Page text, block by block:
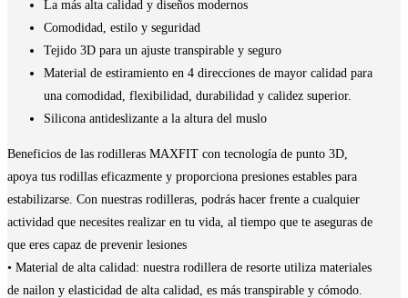
La más alta calidad y diseños modernos
Comodidad, estilo y seguridad
Tejido 3D para un ajuste transpirable y seguro
Material de estiramiento en 4 direcciones de mayor calidad para
una comodidad, flexibilidad, durabilidad y calidez superior.
Silicona antideslizante a la altura del muslo
Beneficios de las rodilleras MAXFIT con tecnología de punto 3D,
apoya tus rodillas eficazmente y proporciona presiones estables para
estabilizarse. Con nuestras rodilleras, podrás hacer frente a cualquier
actividad que necesites realizar en tu vida, al tiempo que te aseguras de
que eres capaz de prevenir lesiones
• Material de alta calidad: nuestra rodillera de resorte utiliza materiales
de nailon y elasticidad de alta calidad, es más transpirable y cómodo.